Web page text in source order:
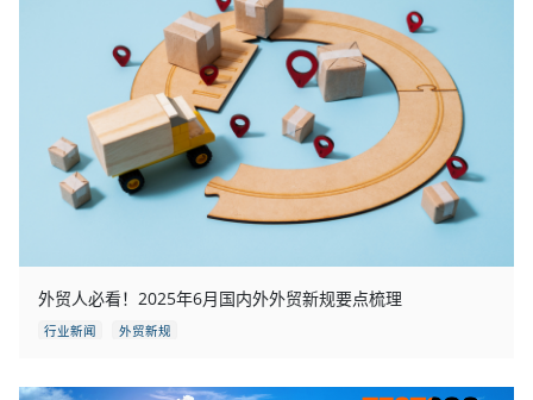
外贸人必看！2025年6月国内外外贸新规要点梳理
行业新闻 外贸新规